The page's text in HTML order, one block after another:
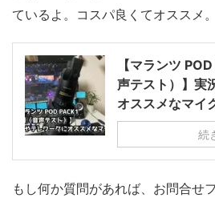
ているよ。コスパ良くてオススメ。
【マランツ
声テスト）】実
オススメなマイ
続
もし何か質問があれば、お問合せ